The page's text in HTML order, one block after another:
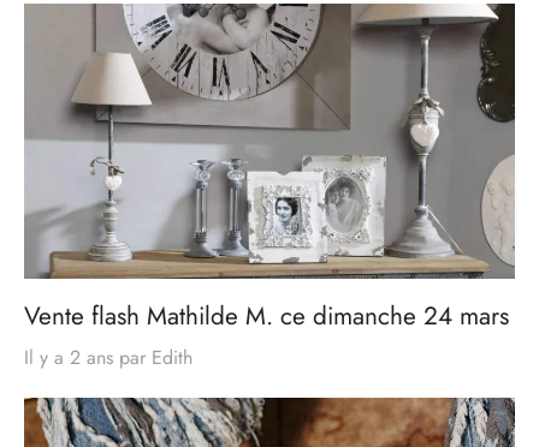
Vente flash Mathilde M. ce dimanche 24 mars
Il y a 2 ans par Edith